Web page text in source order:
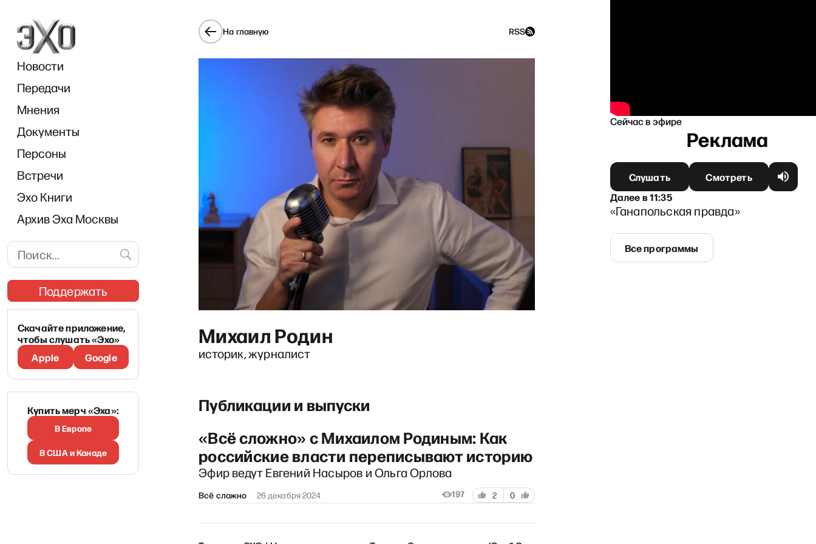
Новости
Передачи
Мнения
Документы
Персоны
Встречи
Эхо Книги
Архив Эха Москвы
Поддержать
Скачайте приложение,
чтобы слушать «Эхо»
Apple
Google
Купить мерч «Эха»:
В Европе
В США и Канаде
На главную RSS
Михаил Родин
историк, журналист
Публикации и выпуски
«Всё сложно» с Михаилом Родиным: Как
российские власти переписывают историю
Эфир ведут Евгений Насыров и Ольга Орлова
Всё сложно 26 декабря 2024 197 2 0
Сейчас в эфире
Слушать
Смотреть
Далеев11:35
«Ганапольская правда»
Все программы